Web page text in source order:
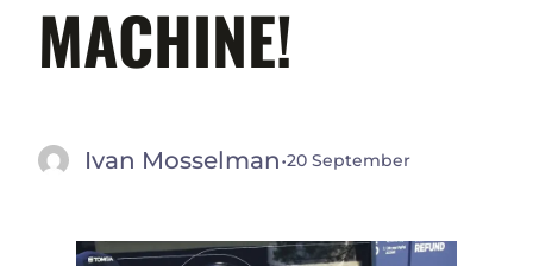
MACHINE!
Ivan Mosselman·20 September